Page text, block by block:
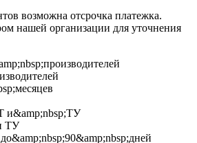
возможна отсрочка платежка.
нашей организации для уточнения
ТУ